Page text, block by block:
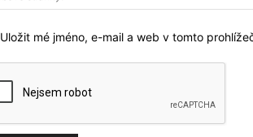
Uložit mé jméno, e-mail a web v tomto